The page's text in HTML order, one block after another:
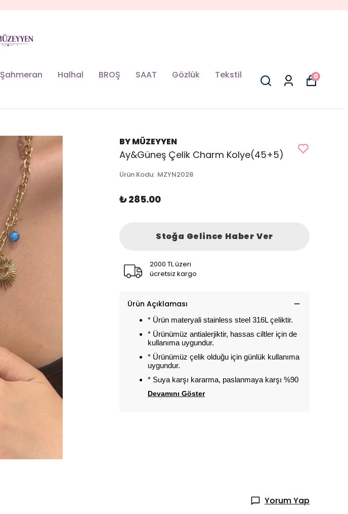
Şahmeran Halhal BROŞ SAAT Gözlük Tekstil 0
BY MÜZEYYEN
Ay&Güneş Çelik Charm Kolye(45+5)
Ürün Kodu: MZYN2028
₺ 285.00
Stoğa Gelince Haber Ver
2000 TL üzeri
ücretsiz kargo
Ürün Açıklaması
* Ürün materyali stainless steel 316L çeliktir.
* Ürünümüz antialerjiktir, hassas ciltler için de
kullanıma uygundur.
* Ürünümüz çelik olduğu için günlük kullanıma
uygundur.
* Suya karşı kararma, paslanmaya karşı %90
Devamını Göster
Yorum Yap